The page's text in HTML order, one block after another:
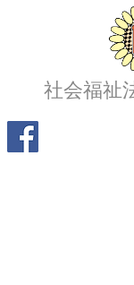
社会福祉